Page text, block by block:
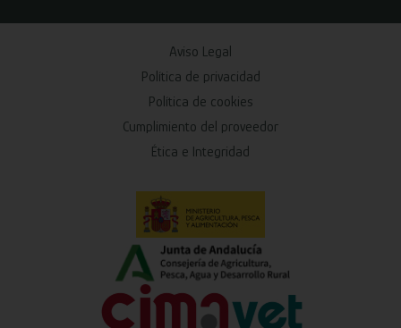
Aviso Legal
Política de privacidad
Política de cookies
Cumplimiento del proveedor
Ética e Integridad